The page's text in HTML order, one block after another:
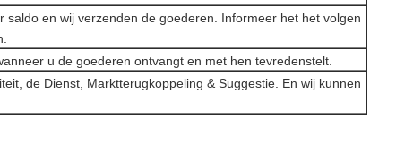
saldo en wij verzenden de goederen. Informeer het het volgen
u de goederen ontvangt en met hen tevredenstelt.
de Dienst, Marktterugkoppeling & Suggestie. En wij kunnen